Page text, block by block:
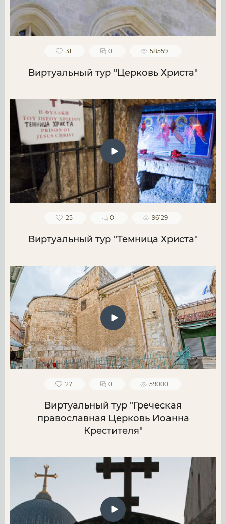
31 0 58559
Виртуальный тур "Церковь Христа"
25 0 96129
Виртуальный тур "Темница Христа"
27 0 59000
Виртуальный тур "Греческая
православная Церковь Иоанна
Крестителя"